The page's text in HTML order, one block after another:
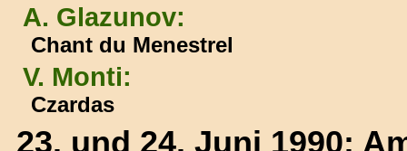
A. Glazunov:
Chant du Menestrel
V. Monti:
Czardas
23. und 24. Juni 1990: